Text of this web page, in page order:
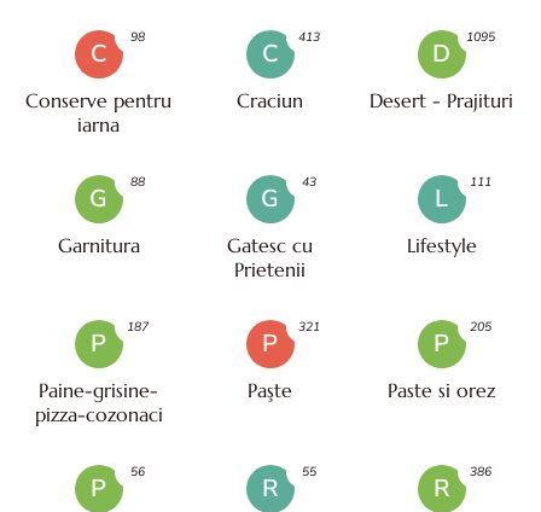
C
Conserve pentru
iarna
98
C
Craciun
413
D
Desert - Prajituri
1095
G
Garnitura
88
G
Gatesc cu
Prietenii
43
L
Lifestyle
111
P
Paine-grisine-
pizza-cozonaci
187
P
Paşte
321
P
Paste si orez
205
P
56
R
55
R
386